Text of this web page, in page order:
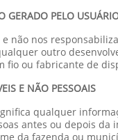
GERADO PELO
não nos
outro
fio ou fabricante de
E NÃO PESSOAIS
qualquer
antes ou depois
da fazenda ou